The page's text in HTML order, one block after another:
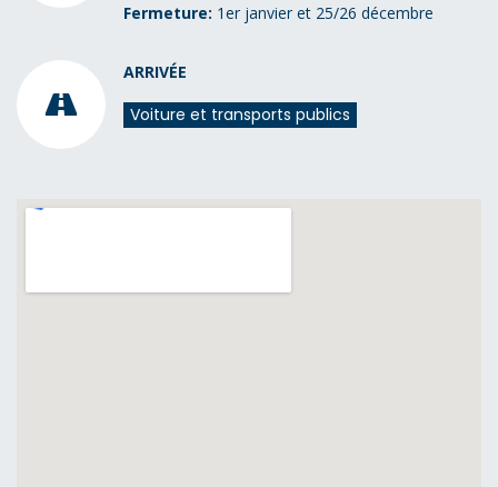
Fermeture: 1er janvier et 25/26 décembre
ARRIVÉE
Voiture et transports publics